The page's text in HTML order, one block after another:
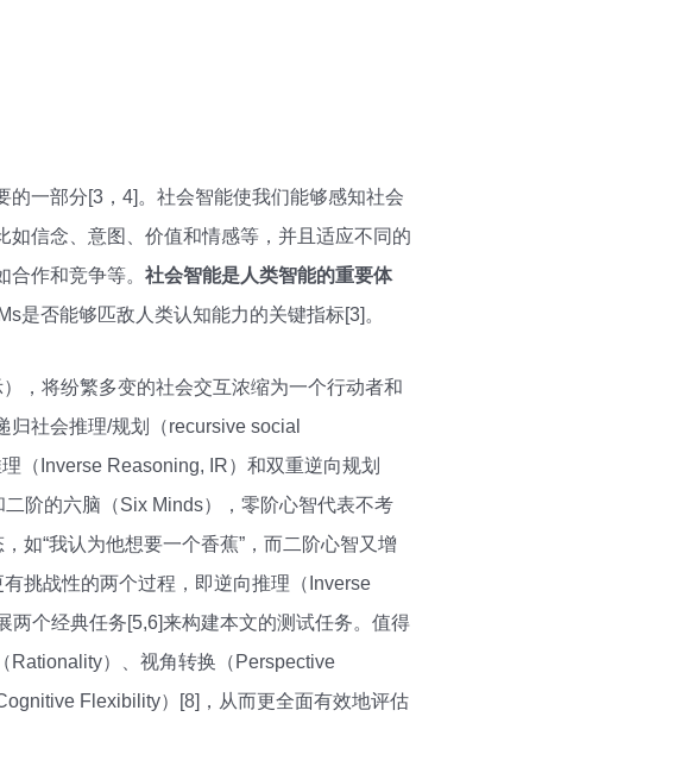
一部分[3，4]。社会智能使我们能够感知社会
信念、意图、价值和情感等，并且适应不同的
作和竞争等。 社会智能是人类智能的重要体
是否能够匹敌人类认知能力的关键指标[3]。
），将纷繁多变的社会交互浓缩为一个行动者和
社会推理/规划（recursive social
（Inverse Reasoning, IR）和双重逆向规划
阶的六脑（Six Minds），零阶心智代表不考
如“我认为他想要一个香蕉”，而二阶心智又增
挑战性的两个过程，即逆向推理（Inverse
个经典任务[5,6]来构建本文的测试任务。值得
Rationality）、视角转换（Perspective
Flexibility）[8]，从而更全面有效地评估